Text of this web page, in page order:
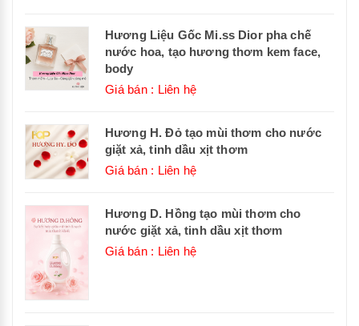
Hương Liệu Gốc Mi.ss Dior pha chế
nước hoa, tạo hương thơm kem face,
body
Giá bán : Liên hệ
Hương H. Đỏ tạo mùi thơm cho nước
giặt xả, tinh dầu xịt thơm
Giá bán : Liên hệ
Hương D. Hồng tạo mùi thơm cho
nước giặt xả, tinh dầu xịt thơm
Giá bán : Liên hệ